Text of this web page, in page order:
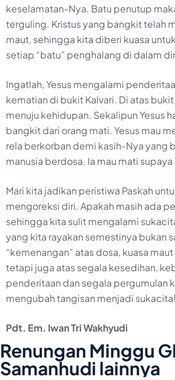
keselamatan-Nya. Batu penutup
terguling. Kristus yang bangkit telah
maut, sehingga kita diberi kuasa
setiap “batu” penghalang di dalam
Ingatlah, Yesus mengalami
kematian di bukit Kalvari. Di atas
menuju kehidupan. Sekalipun Yesus
bangkit dari orang mati. Yesus mau
rela berkorban demi kasih-Nya yang
manusia berdosa. Ia mau mati
Mari kita jadikan peristiwa Paskah
mengoreksi diri. Apakah masih ada
sehingga kita sulit mengalami
yang kita rayakan semestinya bukan
“kemenangan” atas dosa, kuasa
tetapi juga atas segala kesedihan,
penderitaan dan segala pergumulan
mengubah tangisan menjadi sukacita!
Pdt. Em. Iwan Tri Wakhyudi
Renungan Minggu
Samanhudi lainnya